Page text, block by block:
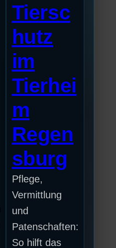
Tiersc
hutz
im
Tierhei
m
Regen
sburg
Pflege,
Vermittlung
und
Patenschaften:
So hilft das